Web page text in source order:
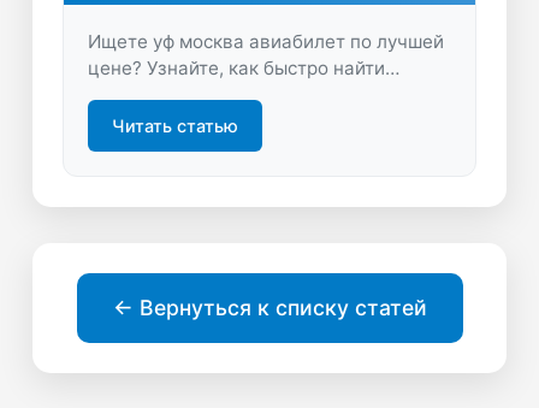
Ищете уф москва авиабилет по лучшей
цене? Узнайте, как быстро найти
удобный рейс. Экономьте время и
деньги на покупке билетов онлайн.
Читать статью
← Вернуться к списку статей